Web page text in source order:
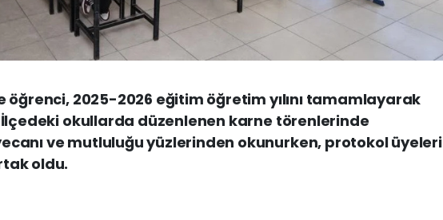
öğrenci, 2025-2026 eğitim öğretim yılını tamamlayarak
okullarda düzenlenen karne törenlerinde
ve mutluluğu yüzlerinden okunurken, protokol üyeleri
oldu.